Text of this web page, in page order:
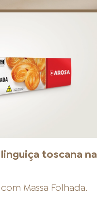
toscana na
Massa Folhada.